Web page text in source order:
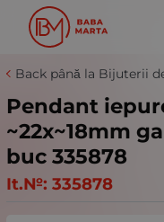
Back până la Bijuterii
Pendant
~22x~18mm
buc 335878
It.№: 335878